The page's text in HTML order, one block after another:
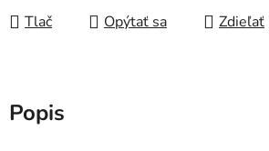
Tlač Opýtať sa Zdieľať
Popis